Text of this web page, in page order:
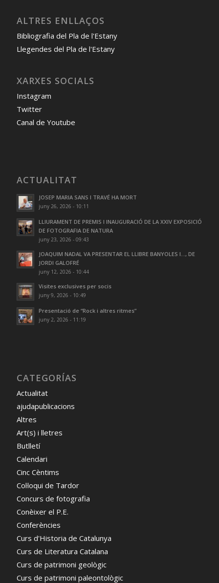
ALTRES ENLLAÇOS
Bibliografia del Pla de l'Estany
Llegendes del Pla de l'Estany
XARXES SOCIALS
Instagram
Twitter
Canal de Youtube
ACTUALITAT
JOSEP MARIA SANS I TRAVÉ HA MORT
juny 26, 2026 - 10:11
LLIURAMENT DE PREMIS I INAUGURACIÓ DE LA XXIV EXPOSICIÓ
DE FOTOGRAFIA DE NATURA
juny 23, 2026 - 09:43
JOAQUIM NADAL VA PRESENTAR EL LLIBRE BANYOLES I…, DE
JORDI GALOFRÉ
juny 12, 2026 - 10:44
Visites exclusives per socis
juny 9, 2026 - 10:49
Presentació de “Rock i altres ritmes”
juny 2, 2026 - 11:19
CATEGORÍAS
Actualitat
ajudapublicacions
Altres
Art(s) i lletres
Butlletí
Calendari
Cinc Cèntims
Col·loqui de Tardor
Concurs de fotografia
Conèixer el P.E.
Conferències
Curs d'Historia de Catalunya
Curs de Literatura Catalana
Curs de patrimoni geològic
Curs de patrimoni paleontològic